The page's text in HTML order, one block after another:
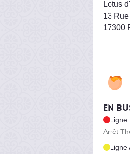
Lotus
13
17300
En
Ligne
Arrêt
Ligne